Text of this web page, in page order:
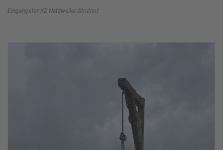
Eingangstor KZ Natzweiler-Struthof